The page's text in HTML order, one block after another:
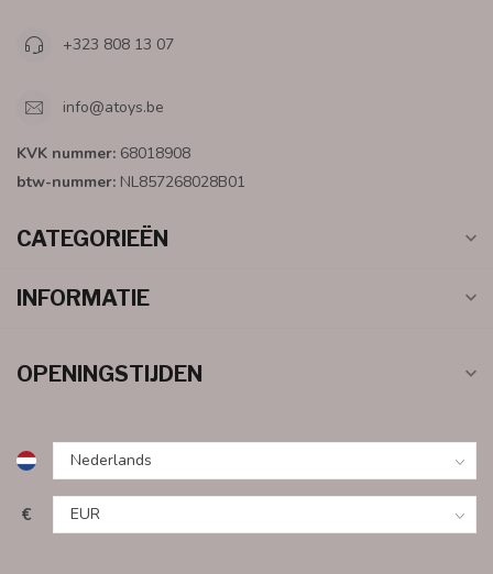
+323 808 13 07
info@atoys.be
KVK nummer: 68018908
btw-nummer: NL857268028B01
CATEGORIEËN
INFORMATIE
OPENINGSTIJDEN
€